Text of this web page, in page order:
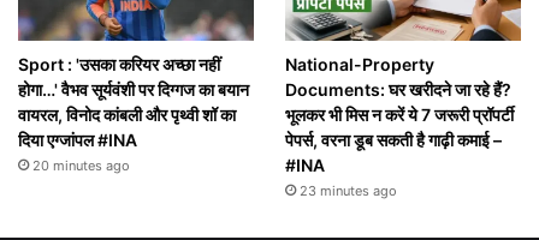
Sport : 'उसका करियर अच्छा नहीं
होगा…' वैभव सूर्यवंशी पर दिग्गज का बयान
वायरल, विनोद कांबली और पृथ्वी शॉ का
दिया एग्जांपल #INA
20 minutes ago
National-Property
Documents: घर खरीदने जा रहे हैं?
भूलकर भी मिस न करें ये 7 जरूरी प्रॉपर्टी
पेपर्स, वरना डूब सकती है गाढ़ी कमाई –
#INA
23 minutes ago